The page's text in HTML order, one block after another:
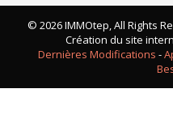
© 2026 IMMOtep, All Rights
Création du site
Dernières Modifications -